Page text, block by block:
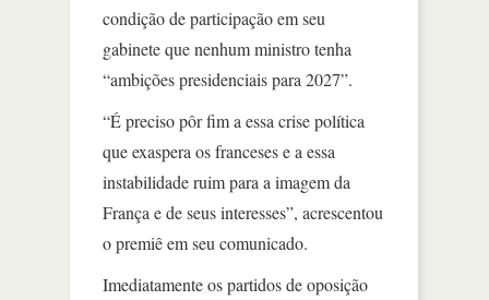
condição de participação em seu
gabinete que nenhum ministro tenha
“ambições presidenciais para 2027”.
“É preciso pôr fim a essa crise política
que exaspera os franceses e a essa
instabilidade ruim para a imagem da
França e de seus interesses”, acrescentou
o premiê em seu comunicado.
Imediatamente os partidos de oposição